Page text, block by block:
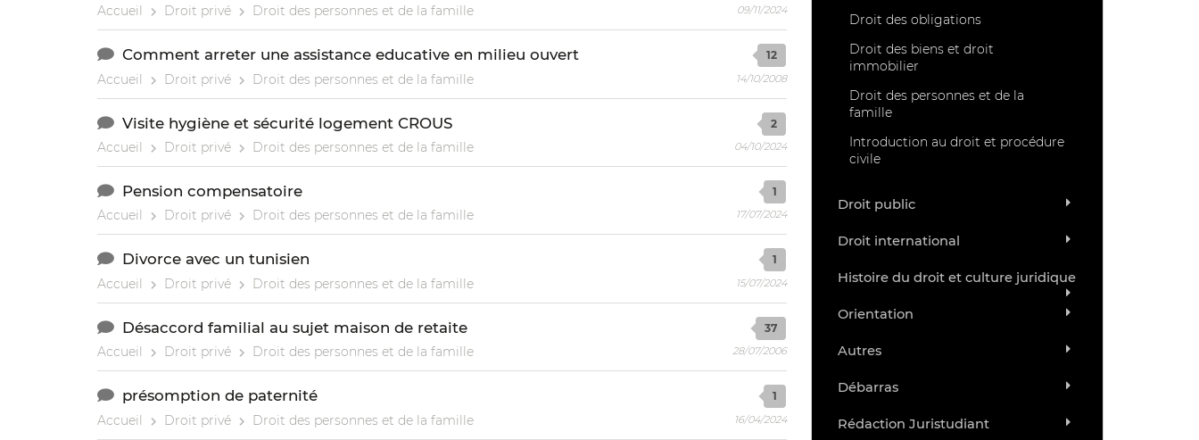
Accueil Droit privé Droit des personnes et de la famille 09/11/2024
Comment arreter une assistance educative en milieu ouvert
Accueil Droit privé Droit des personnes et de la famille
12
14/10/2008
Visite hygiène et sécurité logement CROUS
Accueil Droit privé Droit des personnes et de la famille
2
04/10/2024
Pension compensatoire
Accueil Droit privé Droit des personnes et de la famille
1
17/07/2024
Divorce avec un tunisien
Accueil Droit privé Droit des personnes et de la famille
1
15/07/2024
Désaccord familial au sujet maison de retaite
Accueil Droit privé Droit des personnes et de la famille
37
28/07/2006
présomption de paternité
Accueil Droit privé Droit des personnes et de la famille
1
16/04/2024
Droit des obligations
Droit des biens et droit
immobilier
Droit des personnes et de la
famille
Introduction au droit et procédure
civile
Droit public
Droit international
Histoire du droit et culture juridique
Orientation
Autres
Débarras
Rédaction Juristudiant